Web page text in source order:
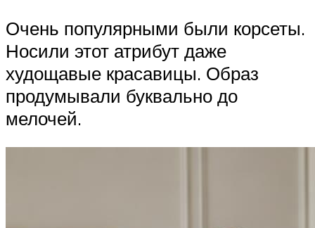
Очень популярными были корсеты.
Носили этот атрибут даже
худощавые красавицы. Образ
продумывали буквально до
мелочей.